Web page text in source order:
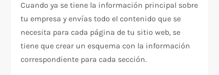
Cuando ya se tiene la información principal sobre
tu empresa y envías todo el contenido que se
necesita para cada página de tu sitio web, se
tiene que crear un esquema con la información
correspondiente para cada sección.